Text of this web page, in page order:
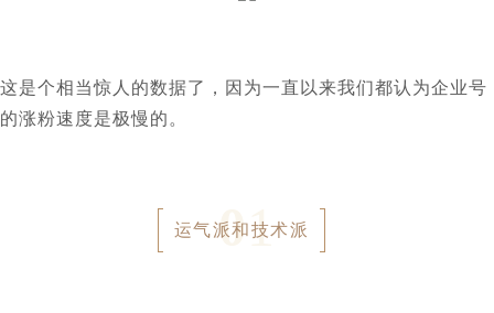
这是个相当惊人的数据了，因为一直以来我们都认为企业号
的涨粉速度是极慢的。
01
运气派和技术派